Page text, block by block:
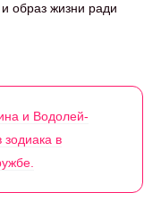
образ жизни ради
и Водолей-
в